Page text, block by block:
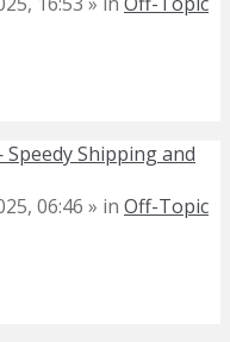
Shipping and
06:46 » in Off-Topic